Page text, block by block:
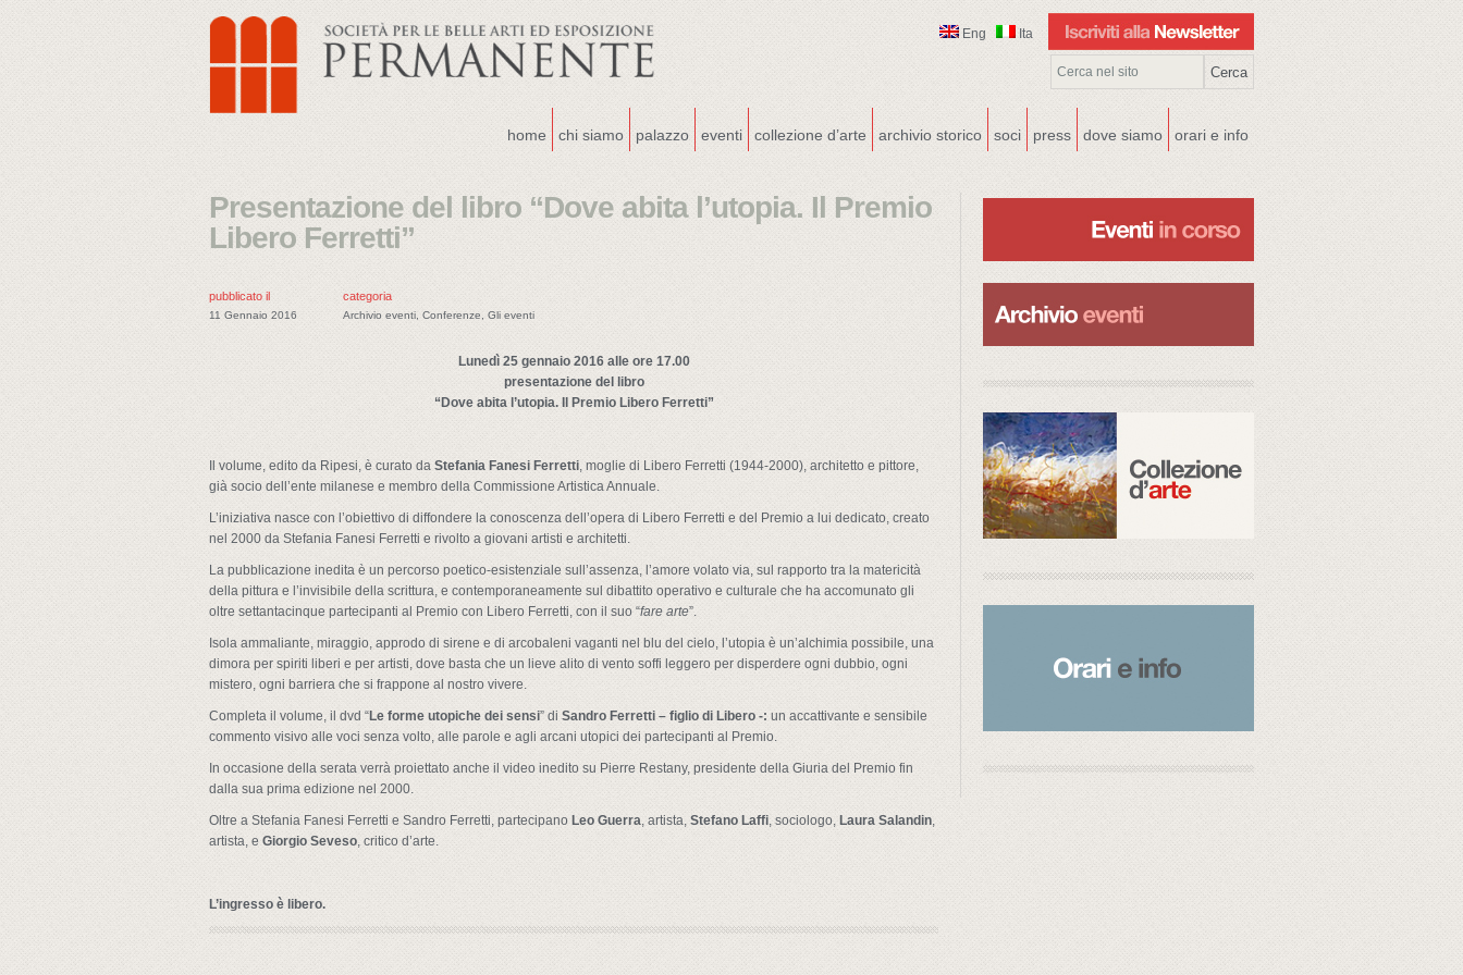
Eng Ita
home chi siamo palazzo eventi collezione d’arte archivio storico soci press dove siamo orari e info
Presentazione del libro “Dove abita l’utopia. Il Premio
Libero Ferretti”
pubblicato il
11 Gennaio 2016
categoria
Archivio eventi Conferenze Gli eventi
Lunedì 25 gennaio 2016 alle ore 17.00
presentazione del libro
“Dove abita l’utopia. Il Premio Libero Ferretti”
Il volume, edito da Ripesi, è curato da Stefania Fanesi Ferretti, moglie di Libero Ferretti (1944-2000), architetto e pittore,
già socio dell’ente milanese e membro della Commissione Artistica Annuale.
L’iniziativa nasce con l’obiettivo di diffondere la conoscenza dell’opera di Libero Ferretti e del Premio a lui dedicato, creato
nel 2000 da Stefania Fanesi Ferretti e rivolto a giovani artisti e architetti.
La pubblicazione inedita è un percorso poetico-esistenziale sull’assenza, l’amore volato via, sul rapporto tra la matericità
della pittura e l’invisibile della scrittura, e contemporaneamente sul dibattito operativo e culturale che ha accomunato gli
oltre settantacinque partecipanti al Premio con Libero Ferretti, con il suo “fare arte”.
Isola ammaliante, miraggio, approdo di sirene e di arcobaleni vaganti nel blu del cielo, l’utopia è un’alchimia possibile, una
dimora per spiriti liberi e per artisti, dove basta che un lieve alito di vento soffi leggero per disperdere ogni dubbio, ogni
mistero, ogni barriera che si frappone al nostro vivere.
Completa il volume, il dvd “Le forme utopiche dei sensi” di Sandro Ferretti – figlio di Libero -: un accattivante e sensibile
commento visivo alle voci senza volto, alle parole e agli arcani utopici dei partecipanti al Premio.
In occasione della serata verrà proiettato anche il video inedito su Pierre Restany, presidente della Giuria del Premio fin
dalla sua prima edizione nel 2000.
Oltre a Stefania Fanesi Ferretti e Sandro Ferretti, partecipano Leo Guerra, artista, Stefano Laffi, sociologo, Laura Salandin,
artista, e Giorgio Seveso, critico d’arte.
L’ingresso è libero.